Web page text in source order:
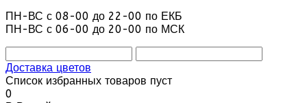
ПН-ВС с 08-00 до 22-00 по ЕКБ
ПН-ВС с 06-00 до 20-00 по МСК
Доставка цветов
Список избранных товаров пуст
0